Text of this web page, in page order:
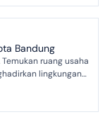
Bandung
untuk Anda yang